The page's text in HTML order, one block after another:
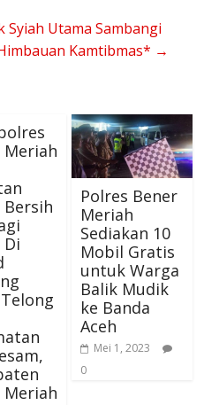
Utama Sambangi
Kamtibmas* →
Meriah
Bersih
Di
Meriah
Polres Bener
Meriah
Sediakan 10
Mobil Gratis
untuk Warga
Balik Mudik
ke Banda
Aceh
Mei 1, 2023
0